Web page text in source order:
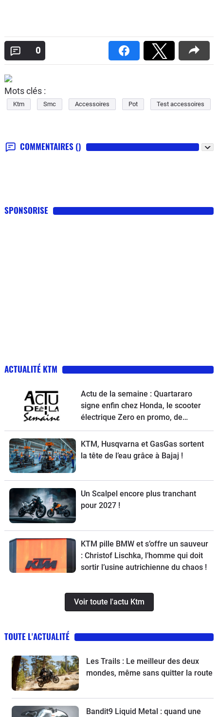
0
Mots clés :
Ktm Smc Accessoires Pot Test accessoires
COMMENTAIRES ()
SPONSORISE
ACTUALITÉ KTM
Actu de la semaine : Quartararo
signe enfin chez Honda, le scooter
électrique Zero en promo, de
nouvelles obligations pour les
trottinettes, un Chinois ambitieux et
KTM à la relance
KTM, Husqvarna et GasGas sortent
la tête de l’eau grâce à Bajaj !
Un Scalpel encore plus tranchant
pour 2027 !
KTM pille BMW et s’offre un sauveur
: Christof Lischka, l’homme qui doit
sortir l’usine autrichienne du chaos !
Voir toute l'actu Ktm
TOUTE L'ACTUALITÉ
Les Trails : Le meilleur des deux
mondes, même sans quitter la route
Bandit9 Liquid Metal : quand une